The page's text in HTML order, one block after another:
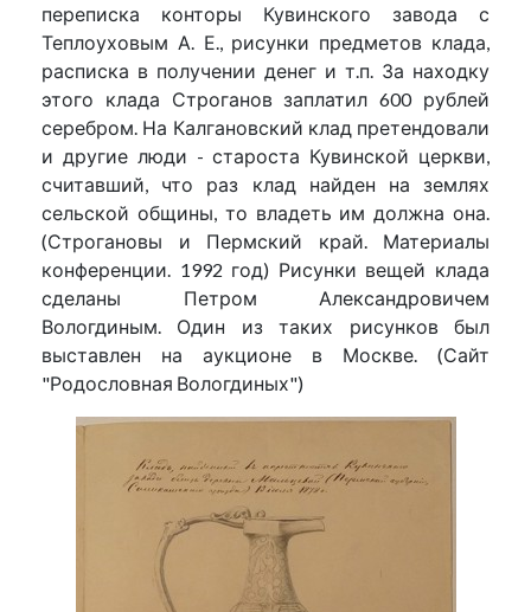
переписка конторы Кувинского завода с
Теплоуховым А. Е., рисунки предметов клада,
расписка в получении денег и т.п. За находку
этого клада Строганов заплатил 600 рублей
серебром. На Калгановский клад претендовали
и другие люди - староста Кувинской церкви,
считавший, что раз клад найден на землях
сельской общины, то владеть им должна она.
(Строгановы и Пермский край. Материалы
конференции. 1992 год) Рисунки вещей клада
сделаны Петром Александровичем
Вологдиным. Один из таких рисунков был
выставлен на аукционе в Москве. (Сайт
"Родословная Вологдиных")